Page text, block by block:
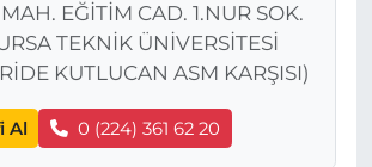
EĞİTİM CAD. 1.NUR SOK.
TEKNİK ÜNİVERSİTESİ
KUTLUCAN ASM KARŞISI)
Al 0 (224) 361 62 20